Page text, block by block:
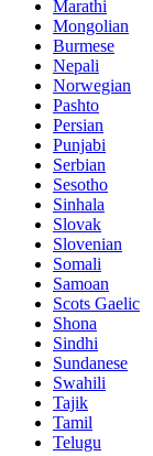
Marathi
Mongolian
Burmese
Nepali
Norwegian
Pashto
Persian
Punjabi
Serbian
Sesotho
Sinhala
Slovak
Slovenian
Somali
Samoan
Scots Gaelic
Shona
Sindhi
Sundanese
Swahili
Tajik
Tamil
Telugu